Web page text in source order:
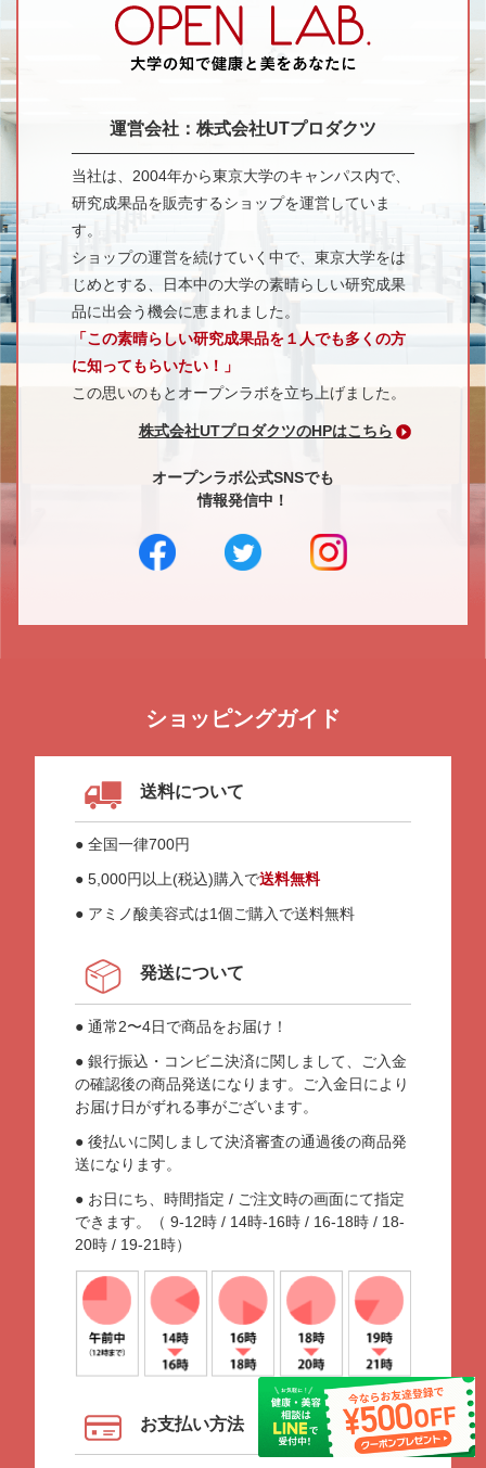
運営会社：株式会社UTプロダクツ
当社は、2004年から東京大学のキャンパス内で、
研究成果品を販売するショップを運営していま
す。
ショップの運営を続けていく中で、東京大学をは
じめとする、日本中の大学の素晴らしい研究成果
品に出会う機会に恵まれました。
「この素晴らしい研究成果品を１人でも多くの方
に知ってもらいたい！」
この思いのもとオープンラボを立ち上げました。
株式会社UTプロダクツのHPはこちら
オープンラボ公式SNSでも
情報発信中！
ショッピングガイド
送料について
● 全国一律700円
● 5,000円以上(税込)購入で送料無料
● アミノ酸美容式は1個ご購入で送料無料
発送について
● 通常2〜4日で商品をお届け！
● 銀行振込・コンビニ決済に関しまして、ご入金
の確認後の商品発送になります。ご入金日により
お届け日がずれる事がございます。
● 後払いに関しまして決済審査の通過後の商品発
送になります。
● お日にち、時間指定 / ご注文時の画面にて指定
できます。（ 9-12時 / 14時-16時 / 16-18時 / 18-
20時 / 19-21時）
お支払い方法